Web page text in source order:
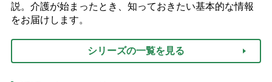
説。介護が始まったとき、知っておきたい基本的な情報
をお届けします。
シリーズの一覧を見る